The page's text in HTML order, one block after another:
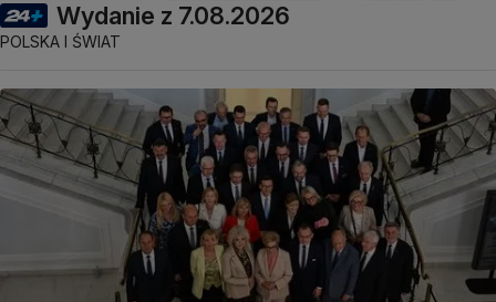
Wydanie z 7.08.2026
POLSKA I ŚWIAT